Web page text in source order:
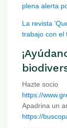
plena alerta
La revista
trabajo con el
Hazte socio
https://
Apadrina un
https://